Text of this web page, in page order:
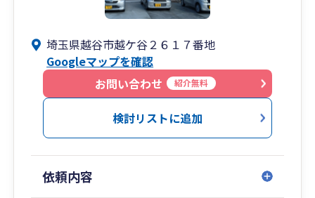
埼玉県越谷市越ケ谷２６１７番地
Googleマップを確認
お問い合わせ
紹介無料
検討リストに追加
依頼内容